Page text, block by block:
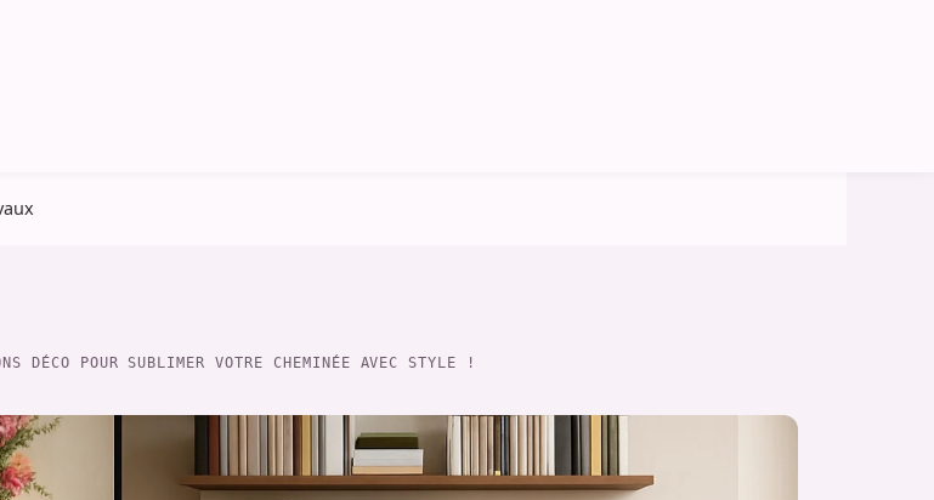
DÉCO POUR SUBLIMER VOTRE CHEMINÉE AVEC STYLE !